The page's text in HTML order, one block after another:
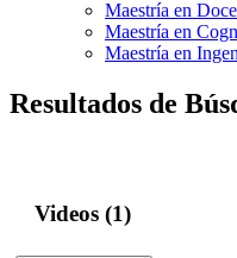
Maestría en
Maestría en
Maestría en
Resultados de
Videos (1)